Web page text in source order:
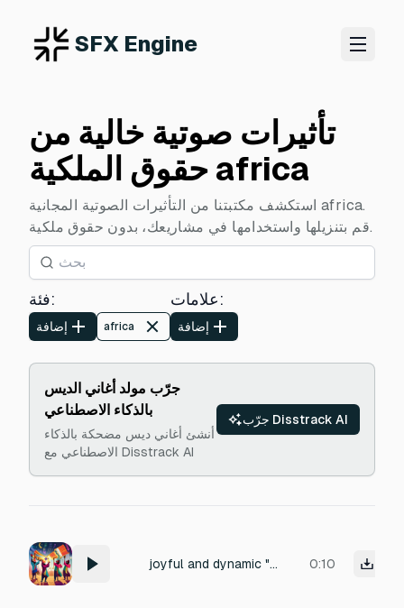
SFX Engine
تأثيرات صوتية خالية من
حقوق الملكية africa
استكشف مكتبتنا من التأثيرات الصوتية المجانية africa.
قم بتنزيلها واستخدامها في مشاريعك، بدون حقوق ملكية.
فئة:
إضافة africa
علامات:
إضافة
جرّب مولد أغاني الديس
بالذكاء الاصطناعي
أنشئ أغاني ديس مضحكة بالذكاء
الاصطناعي مع Disstrack AI
جرّب Disstrack AI
joyful and dynamic "Balafon celebration jingle, short cheerful melody, African style". "Djembe hit with kalimba sparkle, achievement unlocked sound" 0:10